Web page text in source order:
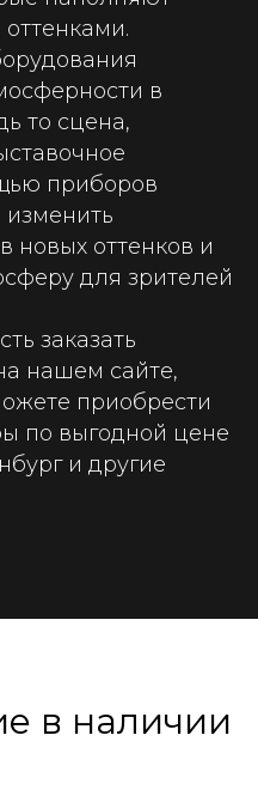
в
то сцена,
приборов
новых оттенков и
для зрителей
заказать
нашем сайте,
приобрести
по выгодной цене
и другие
в наличии